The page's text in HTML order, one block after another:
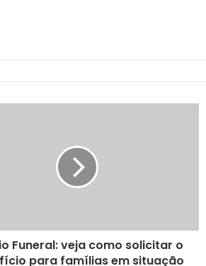
Funeral: veja como solicitar o
para famílias em situação